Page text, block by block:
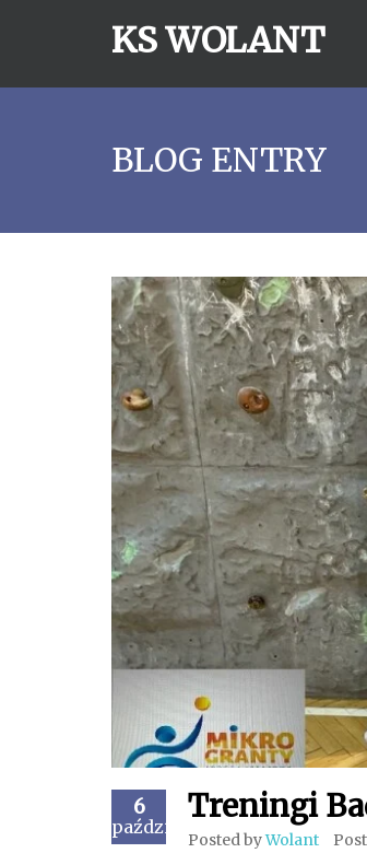
KS WOLANT
BLOG ENTRY
6
październik
Treningi
Posted byWolant